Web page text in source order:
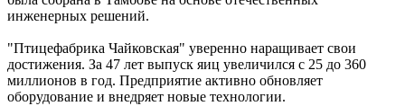
инженерных решений.
"Птицефабрика Чайковская" уверенно наращивает свои
достижения. За 47 лет выпуск яиц увеличился с 25 до 360
миллионов в год. Предприятие активно обновляет
оборудование и внедряет новые технологии.